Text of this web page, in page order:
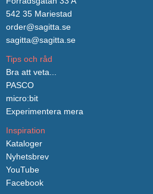
542 35 Mariestad
order@sagitta.se
sagitta@sagitta.se
Tips och råd
Bra att veta...
PASCO
micro:bit
Experimentera mera
Inspiration
Kataloger
Nyhetsbrev
YouTube
Facebook